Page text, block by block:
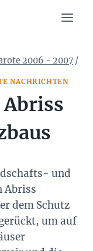
2006 - 2007 /
NACHRICHTEN
Abriss
und
Abriss
dem Schutz
um auf